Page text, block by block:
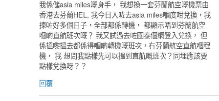
我係儲asia miles嘅身手， 我想換一套芬蘭航空嘅機票由
香港去芬蘭HEL, 我今日入咗去asia miles嗰度咁兌換，我
揀咗好多個日子，全部都係轉機， 都顯示唔到芬蘭航空
嗰啲直航班次嘅？ 我又試過去咗國泰個網登入兌換， 但
係搵嚟搵去都係得嗰啲轉機嘅班次，冇芬蘭航空直航嗰程
機， 我 想問我點樣先可以搵到直航嘅班次？同埋應該要
點樣兌換呀？？
回覆